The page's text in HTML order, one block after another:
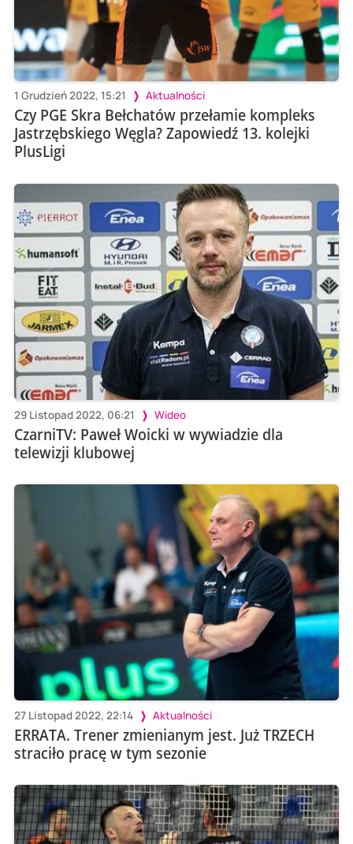
1 Grudzień 2022, 15:21 Aktualności
Czy PGE Skra Bełchatów przełamie kompleks
Jastrzębskiego Węgla? Zapowiedź 13. kolejki
PlusLigi
29 Listopad 2022, 06:21 Wideo
CzarniTV: Paweł Woicki w wywiadzie dla
telewizji klubowej
27 Listopad 2022, 22:14 Aktualności
ERRATA. Trener zmienianym jest. Już TRZECH
straciło pracę w tym sezonie